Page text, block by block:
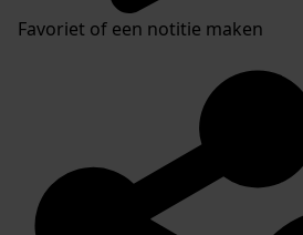
Favoriet of een notitie maken